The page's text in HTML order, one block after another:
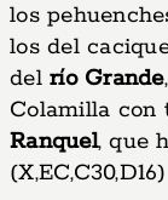
los
los del
del río Grande
Colamilla con
Ranquel, que
(X,EC,C30,D16)